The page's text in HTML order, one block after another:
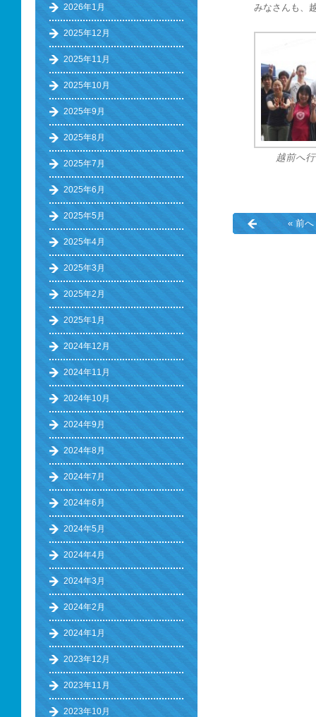
みなさんも、
越前へ
« 前へ
2026年1月
2025年12月
2025年11月
2025年10月
2025年9月
2025年8月
2025年7月
2025年6月
2025年5月
2025年4月
2025年3月
2025年2月
2025年1月
2024年12月
2024年11月
2024年10月
2024年9月
2024年8月
2024年7月
2024年6月
2024年5月
2024年4月
2024年3月
2024年2月
2024年1月
2023年12月
2023年11月
2023年10月